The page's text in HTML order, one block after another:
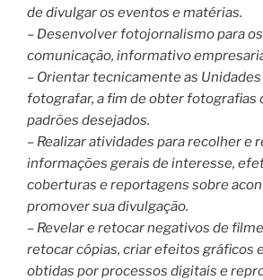
de divulgar os eventos e matérias.
– Desenvolver fotojornalismo para
comunicação, informativo
– Orientar tecnicamente as
fotografar, a fim de obter fotografias
padrões desejados.
– Realizar atividades para recolher e
informações gerais de interesse,
coberturas e reportagens sobre
promover sua divulgação.
– Revelar e retocar negativos de
retocar cópias, criar efeitos gráficos
obtidas por processos digitais e